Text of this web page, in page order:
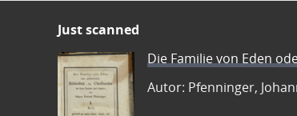
Just scanned
Die Familie von Eden
Autor: Pfenninger,